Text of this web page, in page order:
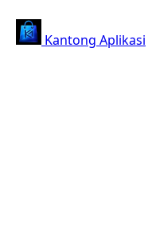
Kantong Aplikasi